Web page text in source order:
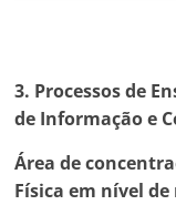
3. Processos de
de Informação e
Área de
Física em nível